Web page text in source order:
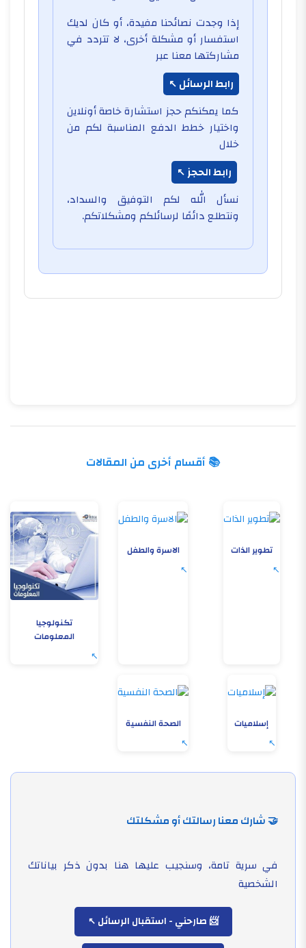
إذا وجدت نصائحنا مفيدة، أو كان لديك
استفسار أو مشكلة أخرى، لا تتردد في
مشاركتها معنا عبر
رابط الرسائل
كما يمكنكم حجز استشارة خاصة أونلاين
واختيار خطط الدفع المناسبة لكم من
خلال
رابط الحجز
نسأل الله لكم التوفيق والسداد،
ونتطلع دائمًا لرسائلكم ومشكلاتكم.
📚 أقسام أخرى من المقالات
تطوير الذات الاسرة والطفل
تكنولوجيا
المعلومات
إسلاميات الصحة النفسية
🤝 شارك معنا رسالتك أو مشكلتك
في سرية تامة، وسنجيب عليها هنا بدون ذكر بياناتك
الشخصية
📨 صارحني - استقبال الرسائل